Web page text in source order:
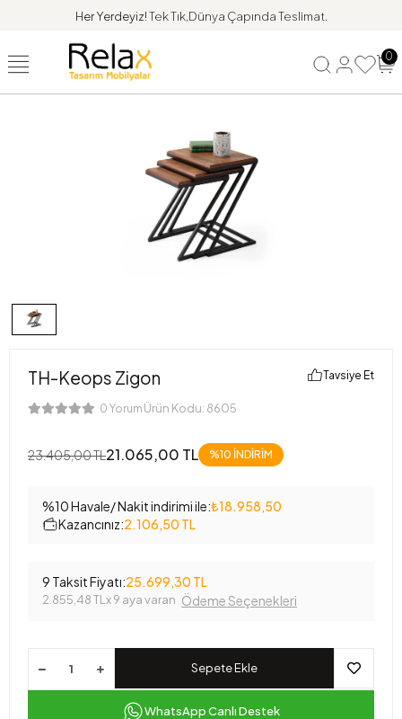
Her Yerdeyiz!Tek Tık,Dünya Çapında Teslimat.
0
TH-Keops Zigon
0 Yorum Ürün Kodu: 8605
Tavsiye Et
23.405,00 TL21.065,00 TL %10 İNDİRİM
%10 Havale/ Nakit indirimi ile:₺18.958,50
Kazancınız:2.106,50 TL
9 Taksit Fiyatı:25.699,30 TL
2.855,48 TL x 9 aya varan Ödeme Seçenekleri
Sepete Ekle
WhatsApp Canlı Destek